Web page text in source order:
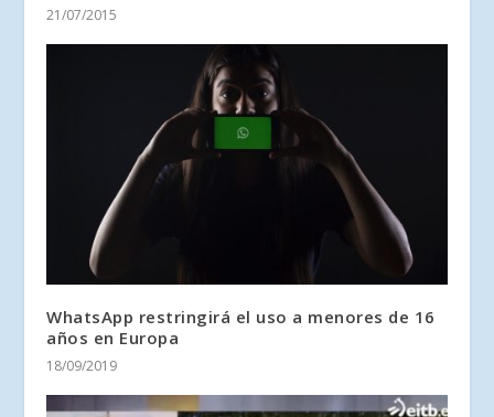
21/07/2015
WhatsApp restringirá el uso a menores de 16
años en Europa
18/09/2019